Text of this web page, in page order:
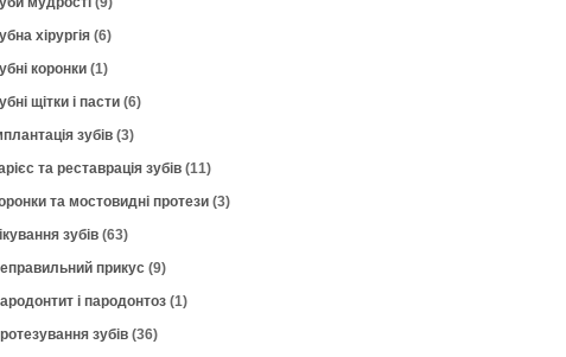
хірургія (6)
коронки (1)
щітки і пасти (6)
зубів (3)
та реставрація зубів (11)
та мостовидні протези (3)
зубів (63)
прикус (9)
і пародонтоз (1)
зубів (36)